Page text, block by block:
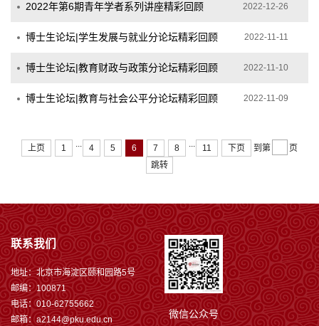
2022年第6期青年学者系列讲座精彩回顾 2022-12-26
博士生论坛|学生发展与就业分论坛精彩回顾 2022-11-11
博士生论坛|教育财政与政策分论坛精彩回顾 2022-11-10
博士生论坛|教育与社会公平分论坛精彩回顾 2022-11-09
上页 1 ... 4 5 6 7 8 ... 11 下页 到第
页
跳转
联系我们
地址：北京市海淀区颐和园路5号
邮编：100871
电话：010-62755662
邮箱：a2144@pku.edu.cn
微信公众号